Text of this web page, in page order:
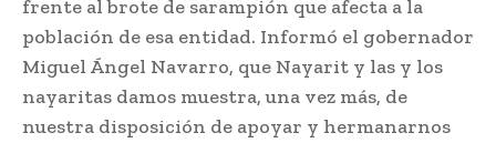
frente al brote de sarampión que afecta a la
población de esa entidad. Informó el gobernador
Miguel Ángel Navarro, que Nayarit y las y los
nayaritas damos muestra, una vez más, de
nuestra disposición de apoyar y hermanarnos